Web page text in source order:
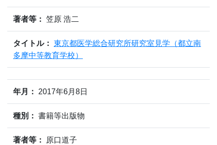
著者等： 笠原 浩二
タイトル： 東京都医学総合研究所研究室見学（都立南
多摩中等教育学校）
年月： 2017年6月8日
種別： 書籍等出版物
著者等： 原口道子